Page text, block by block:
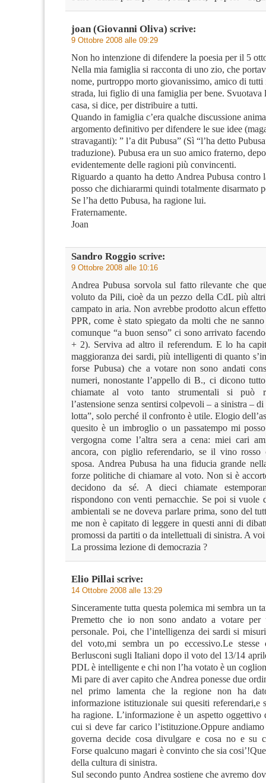
joan (Giovanni Oliva) scrive:
9 Ottobre 2008 alle 09:29
Non ho intenzione di difendere la poesia per il 5
Nella mia famiglia si racconta di uno zio, che
nome, purtroppo morto giovanissimo, amico di tutti
strada, lui figlio di una famiglia per bene. Svuotava
casa, si dice, per distribuire a tutti.
Quando in famiglia c’era qualche discussione
argomento definitivo per difendere le sue idee
stravaganti): ” l’a dit Pubusa” (Sì “l’ha detto
traduzione). Pubusa era un suo amico fraterno,
evidentemente delle ragioni più convincenti.
Riguardo a quanto ha detto Andrea Pubusa contro
posso che dichiararmi quindi totalmente disarmato
Se l’ha detto Pubusa, ha ragione lui.
Fraternamente.
Joan
Sandro Roggio scrive:
9 Ottobre 2008 alle 10:16
Andrea Pubusa sorvola sul fatto rilevante che
voluto da Pili, cioè da un pezzo della CdL più
campato in aria. Non avrebbe prodotto alcun
PPR, come è stato spiegato da molti che ne
comunque “a buon senso” ci sono arrivato
+ 2). Serviva ad altro il referendum. E lo ha
maggioranza dei sardi, più intelligenti di quanto
forse Pubusa) che a votare non sono andati
numeri, nonostante l’appello di B., ci dicono
chiamate al voto tanto strumentali si può
l’astensione senza sentirsi colpevoli – a sinistra –
lotta”, solo perché il confronto è utile. Elogio
quesito è un imbroglio o un passatempo mi posso
vergogna come l’altra sera a cena: miei cari
ancora, con piglio referendario, se il vino rosso
sposa. Andrea Pubusa ha una fiducia grande
forze politiche di chiamare al voto. Non si è
decidono da sé. A dieci chiamate
rispondono con venti pernacchie. Se poi si vuole
ambientali se ne doveva parlare prima, sono del
me non è capitato di leggere in questi anni di
promossi da partiti o da intellettuali di sinistra. A voi
La prossima lezione di democrazia ?
Elio Pillai scrive:
14 Ottobre 2008 alle 13:29
Sinceramente tutta questa polemica mi sembra un
Premetto che io non sono andato a votare per
personale. Poi, che l’intelligenza dei sardi si misuri
del voto,mi sembra un po eccessivo.Le stesse
Berlusconi sugli Italiani dopo il voto del 13/14
PDL è intelligente e chi non l’ha votato è un
Mi pare di aver capito che Andrea ponesse due
nel primo lamenta che la regione non ha
informazione istituzionale sui quesiti referendari,e
ha ragione. L’informazione è un aspetto oggettivo
cui si deve far carico l’istituzione.Oppure
governa decide cosa divulgare e cosa no e su
Forse qualcuno magari è convinto che sia
della cultura di sinistra.
Sul secondo punto Andrea sostiene che avremo